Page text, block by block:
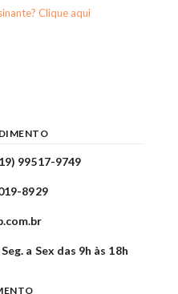
Clique aqui
99517-9749
8929
a Sex das 9h às 18h